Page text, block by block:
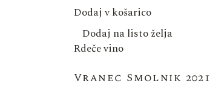
Dodaj v košarico
Dodaj na listo želja
Rdeče vino
Vranec Smolnik 2021